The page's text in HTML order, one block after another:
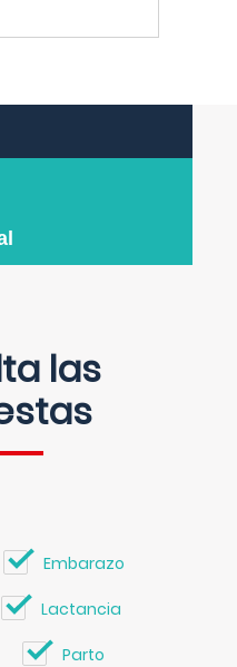
las
Embarazo
Lactancia
Parto